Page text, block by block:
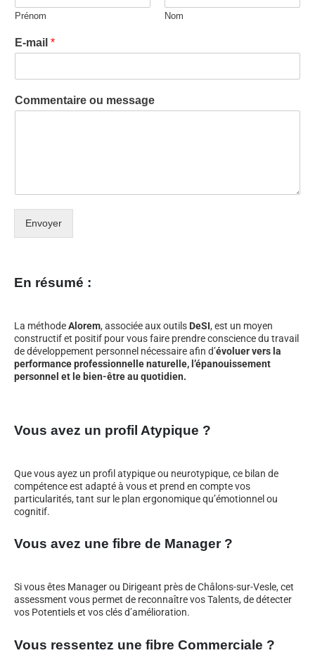
Prénom Nom
E-mail *
Commentaire ou message
Envoyer
En résumé :
La méthodeAlorem, associée aux outils DeSI, est un moyen
constructif et positif pour vous faire prendre conscience du travail
de développement personnel nécessaire afin d’évoluer vers la
performance professionnelle naturelle, l’épanouissement
personnel et le bien-être au quotidien.
Vous avez un profil Atypique ?
Que vous ayez un profil atypique ou neurotypique, ce bilan de
compétence est adapté à vous et prend en compte vos
particularités, tant sur le plan ergonomique qu’émotionnel ou
cognitif.
Vous avez une fibre de Manager ?
Si vous êtes Manager ou Dirigeant près de Châlons-sur-Vesle, cet
assessment vous permet de reconnaître vos Talents, de détecter
vos Potentiels et vos clés d’amélioration.
Vous ressentez une fibre Commerciale ?